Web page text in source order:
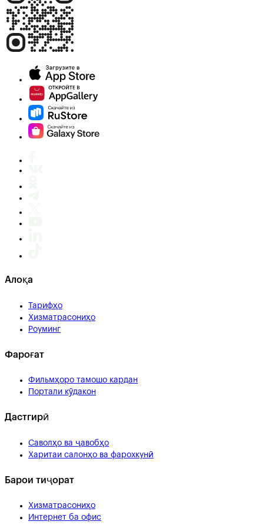
Алоқа
Тарифҳо
Хизматрасониҳо
Роуминг
Фароғат
Фильмҳоро тамошо кардан
Портали кӯдакон
Дастгирӣ
Саволҳо ва ҷавобҳо
Харитаи салонҳо ва фарохкунӣ
Барои тиҷорат
Хизматрасониҳо
Интернет ба офис